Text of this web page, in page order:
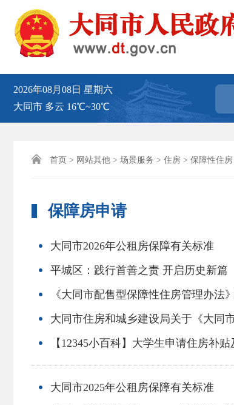
2026年08月08日 星期六
大同市 多云 16℃~30℃
 首页 > 网站其他 > 场景服务 > 住房 > 保障性住房
保障房申请
大同市2026年公租房保障有关标准
平城区：践行首善之责 开启历史新篇
《大同市配售型保障性住房管理办法
大同市住房和城乡建设局关于《大同
【12345小百科】大学生申请住房补
大同市2025年公租房保障有关标准